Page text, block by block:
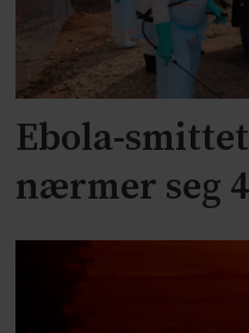
Ebola-
nærmer seg